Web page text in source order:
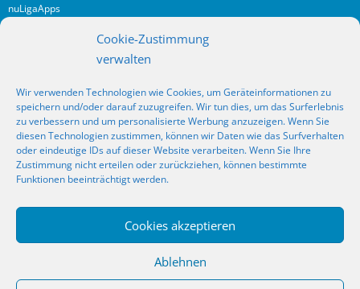
Cookie-Zustimmung
verwalten
Wir verwenden Technologien wie Cookies, um Geräteinformationen zu
speichern und/oder darauf zuzugreifen. Wir tun dies, um das Surferlebnis
zu verbessern und um personalisierte Werbung anzuzeigen. Wenn Sie
diesen Technologien zustimmen, können wir Daten wie das Surfverhalten
oder eindeutige IDs auf dieser Website verarbeiten. Wenn Sie Ihre
Zustimmung nicht erteilen oder zurückziehen, können bestimmte
Funktionen beeinträchtigt werden.
Cookies akzeptieren
Ablehnen
nuLigaApps
RSS
Fragen? Kontakt!
SOCIAL MEDIA